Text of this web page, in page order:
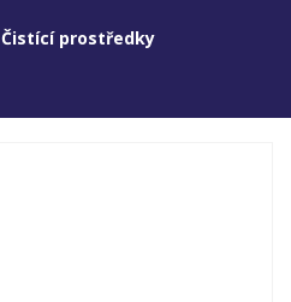
Čistící prostředky